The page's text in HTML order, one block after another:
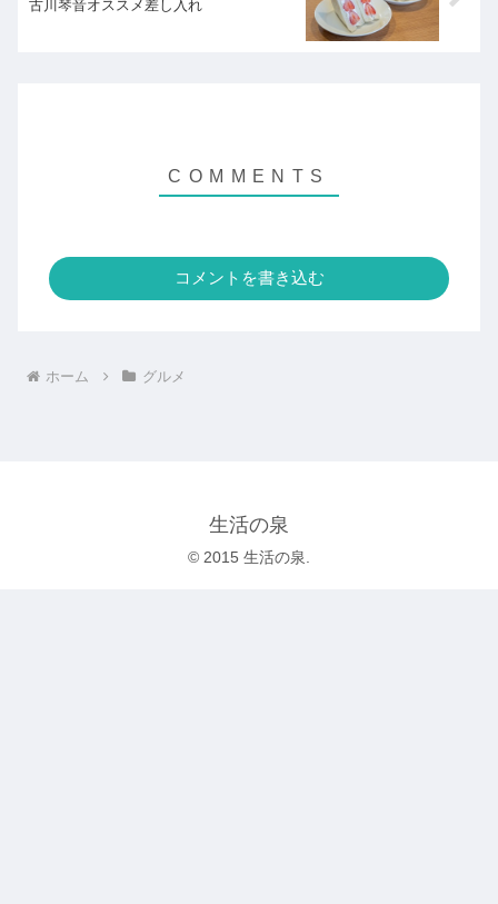
古川琴音オススメ差し入れ
コメントを書き込む
ホーム グルメ
生活の泉
© 2015 生活の泉.